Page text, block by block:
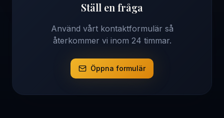
Ställ en fråga
Använd vårt kontaktformulär så
återkommer vi inom 24 timmar.
Öppna formulär